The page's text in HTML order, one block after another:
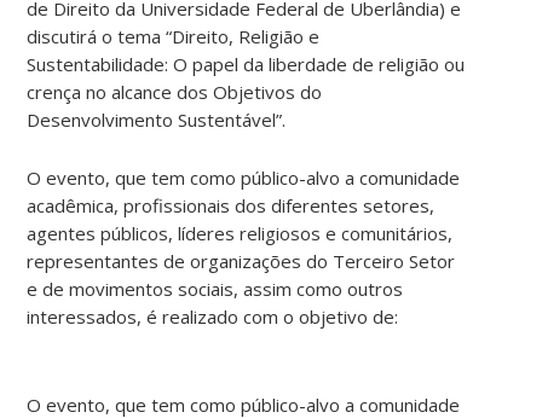
de Direito da Universidade Federal de Uberlândia) e
discutirá o tema “Direito, Religião e
Sustentabilidade: O papel da liberdade de religião ou
crença no alcance dos Objetivos do
Desenvolvimento Sustentável”.
O evento, que tem como público-alvo a comunidade
acadêmica, profissionais dos diferentes setores,
agentes públicos, líderes religiosos e comunitários,
representantes de organizações do Terceiro Setor
e de movimentos sociais, assim como outros
interessados, é realizado com o objetivo de:
O evento, que tem como público-alvo a comunidade